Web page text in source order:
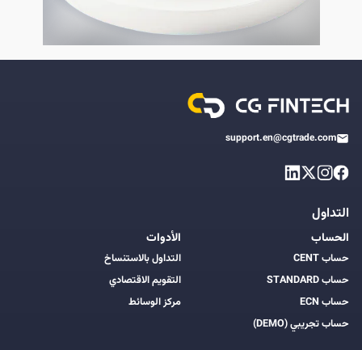
support.en@cgtrade.com
التداول
الحساب
حساب CENT
حساب STANDARD
حساب ECN
حساب تجريبي (DEMO)
الأدوات
التداول بالاستنساخ
التقويم الاقتصادي
مركز الوسائط